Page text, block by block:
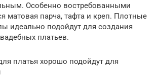
Особенно востребованными
матовая парча, тафта и креп. Плотные
идеально подойдут для создания
платьев.
платья хорошо подойдут для